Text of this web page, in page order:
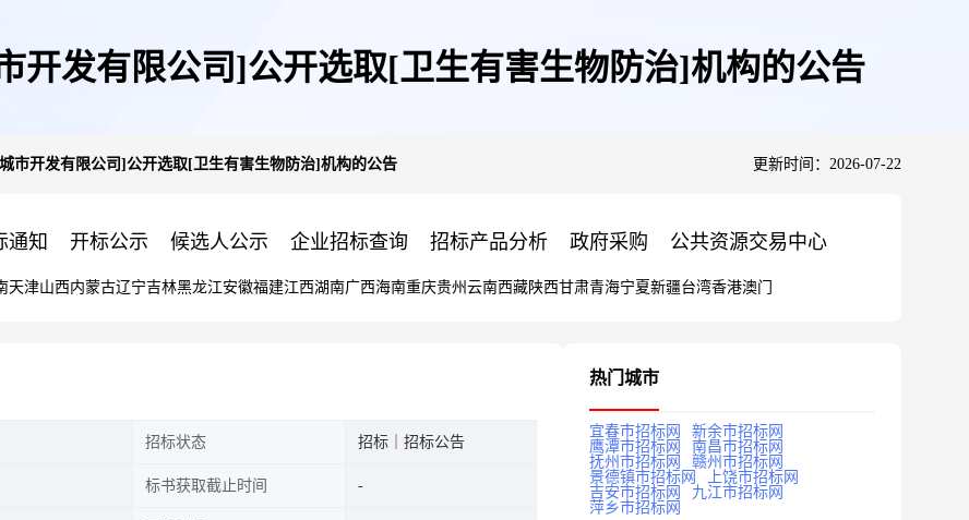
开发有限公司]公开选取[卫生有害生物防治]机构的公告
市开发有限公司]公开选取[卫生有害生物防治]机构的公告 更新时间：2026-07-22
通知 开标公示 候选人公示 企业招标查询 招标产品分析 政府采购 公共资源交易中心
天津山西内蒙古辽宁吉林黑龙江安徽福建江西湖南广西海南重庆贵州 云南西藏陕西甘肃青海宁夏新疆台湾香港澳门
招标状态 招标｜招标公告
标书获取截止时间
热门城市
宜春市招标网
新余市招标网
鹰潭市招标网
南昌市招标网
抚州市招标网
赣州市招标网
景德镇市招标网
上饶市招标网
吉安市招标网
九江市招标网
萍乡市招标网